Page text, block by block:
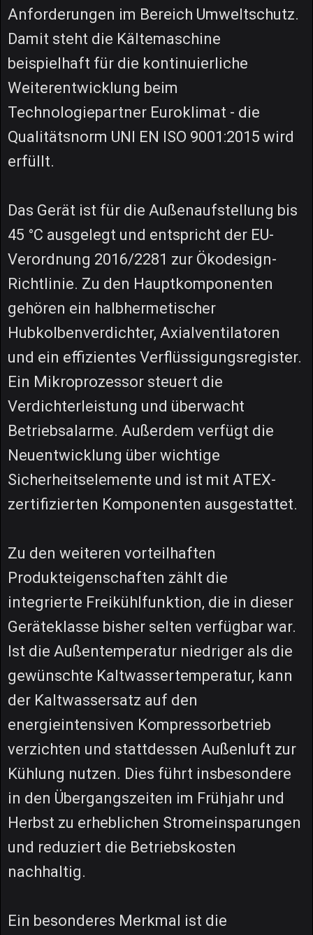
Anforderungen im Bereich Umweltschutz.
Damit steht die Kältemaschine
beispielhaft für die kontinuierliche
Weiterentwicklung beim
Technologiepartner Euroklimat - die
Qualitätsnorm UNI EN ISO 9001:2015 wird
erfüllt.
Das Gerät ist für die Außenaufstellung bis
45 °C ausgelegt und entspricht der EU-
Verordnung 2016/2281 zur Ökodesign-
Richtlinie. Zu den Hauptkomponenten
gehören ein halbhermetischer
Hubkolbenverdichter, Axialventilatoren
und ein effizientes Verflüssigungsregister.
Ein Mikroprozessor steuert die
Verdichterleistung und überwacht
Betriebsalarme. Außerdem verfügt die
Neuentwicklung über wichtige
Sicherheitselemente und ist mit ATEX-
zertifizierten Komponenten ausgestattet.
Zu den weiteren vorteilhaften
Produkteigenschaften zählt die
integrierte Freikühlfunktion, die in dieser
Geräteklasse bisher selten verfügbar war.
Ist die Außentemperatur niedriger als die
gewünschte Kaltwassertemperatur, kann
der Kaltwassersatz auf den
energieintensiven Kompressorbetrieb
verzichten und stattdessen Außenluft zur
Kühlung nutzen. Dies führt insbesondere
in den Übergangszeiten im Frühjahr und
Herbst zu erheblichen Stromeinsparungen
und reduziert die Betriebskosten
nachhaltig.
Ein besonderes Merkmal ist die